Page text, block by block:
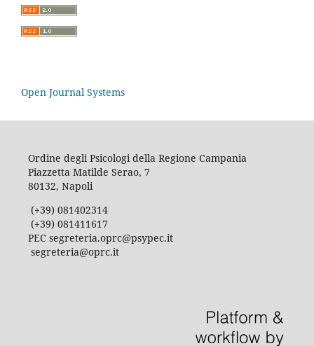
Open Journal Systems
Ordine degli Psicologi della Regione Campania
Piazzetta Matilde Serao, 7
80132, Napoli
(+39) 081402314
(+39) 081411617
PEC segreteria.oprc@psypec.it
segreteria@oprc.it